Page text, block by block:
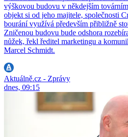
výškovou budovu v někdejším
objekt si od jeho majitele, společnosti
bourání využívá především přibližně
Zničenou budovu bude odshora
nůžek, řekl ředitel marketingu a
Marcel Schmidt.
Aktuálně.cz - Zprávy
dnes, 09:15